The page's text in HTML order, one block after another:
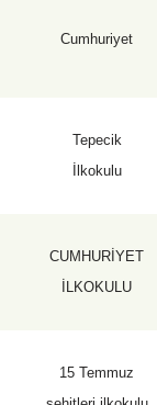
Cumhuriyet
Tepecik
İlkokulu
CUMHURİYET
İLKOKULU
15 Temmuz